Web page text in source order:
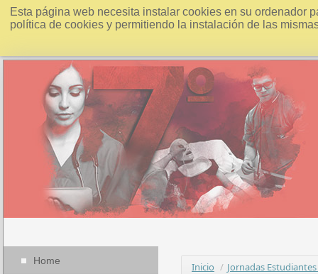
Esta página web necesita instalar cookies en su ordenador
política de cookies y permitiendo la instalación de las
Home Inicio / Jornadas Estudiantes